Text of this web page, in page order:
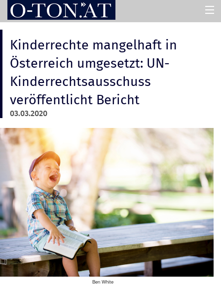
PRESSEMAPPEN
ASSISTENT
ÜBER UNS
Kinderrechte mangelhaft in
Österreich umgesetzt: UN-
Kinderrechtsausschuss
veröffentlicht Bericht
03.03.2020
Ben White